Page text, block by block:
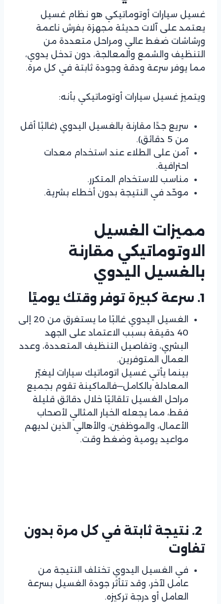
غسيل سيارات أوتوماتيكي هو نظام غسيل
يعتمد على آلات حديثة مجهزة بفرش ناعمة
ورشاشات ضغط عالي ومراحل متعددة من
التنظيف والشمع والمعالجة، دون تدخل يدوي،
مما يوفر سرعة ودقة وجودة ثابتة في كل مرة.
ويتميز غسيل سيارات أوتوماتيكي بأنه:
سريع جدًا مقارنة بالغسيل اليدوي (غالبًا أقل
من 5 دقائق).
آمن على الطلاء عند استخدام معدات
احترافية.
مناسب للاستخدام المتكرر.
موحّد في النتيجة بدون أخطاء بشرية.
مميزات الغسيل
الاوتوماتيكي مقارنة
بالغسيل اليدوي
1. سرعة كبيرة توفر وقتك يوميًا
الغسيل اليدوي غالبًا ما يستغرق من 20 إلى
40 دقيقة بسبب الاعتماد على الجهد
البشري، وتفاصيل التنظيف المتعددة، وعدد
العمال المتوفرين.
بينما يأتي غسيل اتوماتيك سيارات ليغيّر
المعادلة بالكامل—فالماكينة تقوم بجميع
مراحل الغسيل تلقائيًا خلال دقائق قليلة
فقط، مما يجعله الخيار المثالي لأصحاب
الأعمال، والموظفين، والأهالي الذين لديهم
مواعيد يومية وضغط وقت.
2. نتيجة ثابتة في كل مرة بدون
تفاوت
في الغسيل اليدوي تختلف النتيجة من
عامل لآخر، وقد تتأثر جودة الغسيل بسرعة
العامل أو درجة تركيزه.